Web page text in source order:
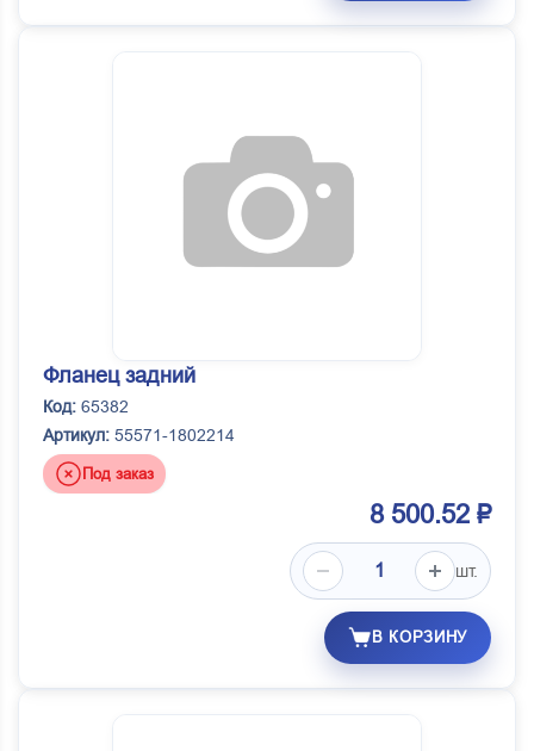
Фланец задний
Код: 65382
Артикул: 55571-1802214
Под заказ
8 500.52 ₽
шт.
В КОРЗИНУ